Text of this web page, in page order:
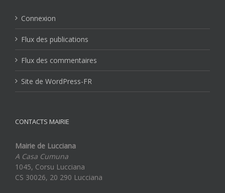
Connexion
Flux des publications
Flux des commentaires
Site de WordPress-FR
CONTACTS MAIRIE
Mairie de Lucciana
A Casa Cumuna
1045, Corsu Lucciana
CS 30026, 20 290 Lucciana